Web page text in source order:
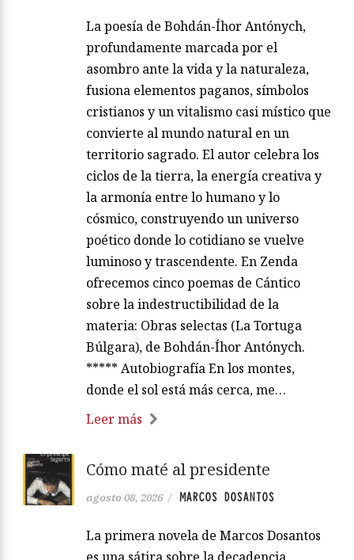
La poesía de Bohdán-Íhor Antónych,
profundamente marcada por el
asombro ante la vida y la naturaleza,
fusiona elementos paganos, símbolos
cristianos y un vitalismo casi místico que
convierte al mundo natural en un
territorio sagrado. El autor celebra los
ciclos de la tierra, la energía creativa y
la armonía entre lo humano y lo
cósmico, construyendo un universo
poético donde lo cotidiano se vuelve
luminoso y trascendente. En Zenda
ofrecemos cinco poemas de Cántico
sobre la indestructibilidad de la
materia: Obras selectas (La Tortuga
Búlgara), de Bohdán-Íhor Antónych.
***** Autobiografía En los montes,
donde el sol está más cerca, me…
Leer más
Cómo maté al presidente
agosto 08, 2026 / MARCOS DOSANTOS
La primera novela de Marcos Dosantos